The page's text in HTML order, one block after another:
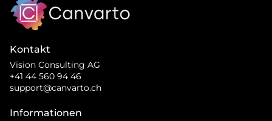
Kontakt
Vision Consulting AG
+41 44 560 94 46
support@canvarto.ch
Informationen